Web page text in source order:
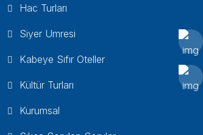
Hac Turları
Siyer Umresi
Kabeye Sıfır Oteller
Kültür Turları
Kurumsal